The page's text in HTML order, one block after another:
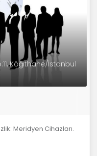
Kâğıthane/İstanbul
Meridyen Cihazları.